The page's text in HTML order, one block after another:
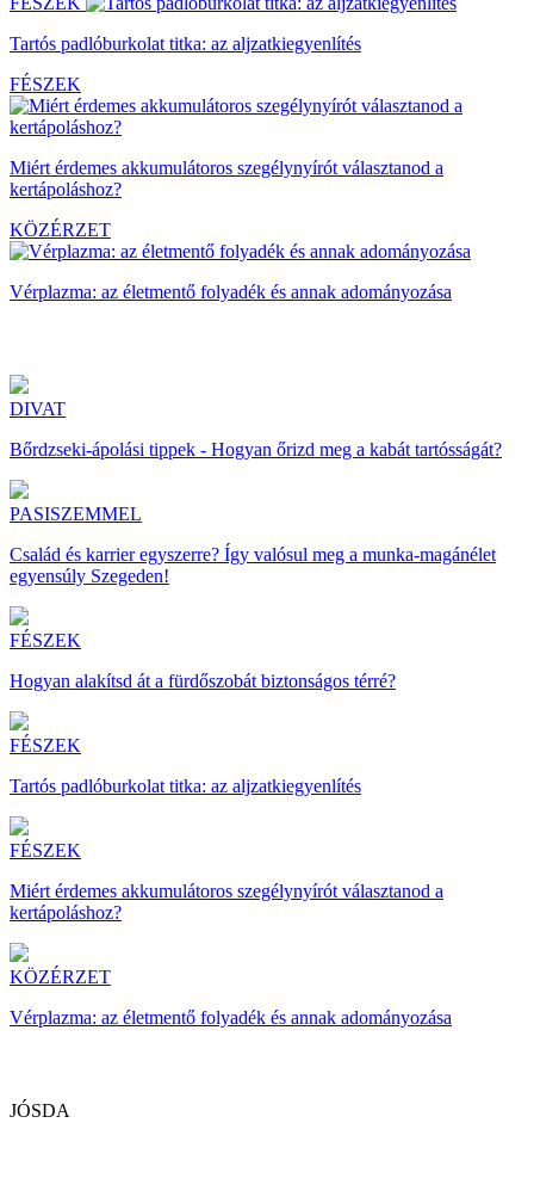
Tartós padlóburkolat titka: az aljzatkiegyenlítés
FÉSZEK
Miért érdemes akkumulátoros szegélynyírót választanod a
kertápoláshoz?
KÖZÉRZET
Vérplazma: az életmentő folyadék és annak adományozása
DIVAT
Bőrdzseki-ápolási tippek - Hogyan őrizd meg a kabát tartósságát?
PASISZEMMEL
Család és karrier egyszerre? Így valósul meg a munka-magánélet
egyensúly Szegeden!
FÉSZEK
Hogyan alakítsd át a fürdőszobát biztonságos térré?
FÉSZEK
Tartós padlóburkolat titka: az aljzatkiegyenlítés
FÉSZEK
Miért érdemes akkumulátoros szegélynyírót választanod a
kertápoláshoz?
KÖZÉRZET
Vérplazma: az életmentő folyadék és annak adományozása
JÓSDA